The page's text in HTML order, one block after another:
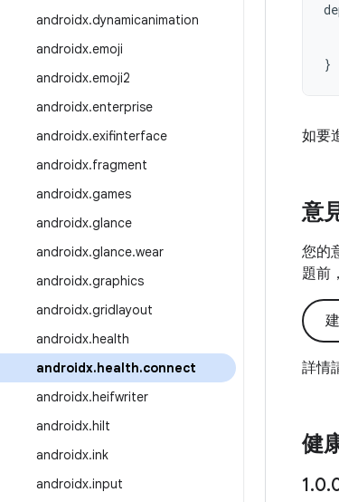
androidx.dynamicanimation
androidx.emoji
androidx.emoji2
androidx.enterprise
androidx.exifinterface
androidx.fragment
androidx.games
androidx.glance
androidx.glance.wear
androidx.graphics
androidx.gridlayout
androidx.health
androidx.health.connect
androidx.heifwriter
androidx.hilt
androidx.ink
androidx.input
}
如要
意
您的
題前
詳情
健
1.0.